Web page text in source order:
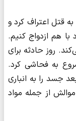
قتل اعتراف کرد و
با هم ازدواج کنیم.
روز حادثه برای
به فحاشی کرد.
جسد را به انباری
از جمله مواد